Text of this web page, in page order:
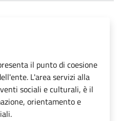
il punto di coesione
L'area servizi alla
sociali e culturali, è il
orientamento e